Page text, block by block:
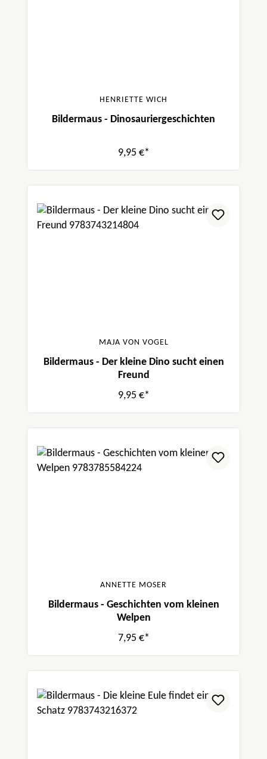
HENRIETTE WICH
Bildermaus - Dinosauriergeschichten
9,95 €*
MAJA VON VOGEL
Bildermaus - Der kleine Dino sucht einen
Freund
9,95 €*
ANNETTE MOSER
Bildermaus - Geschichten vom kleinen
Welpen
7,95 €*